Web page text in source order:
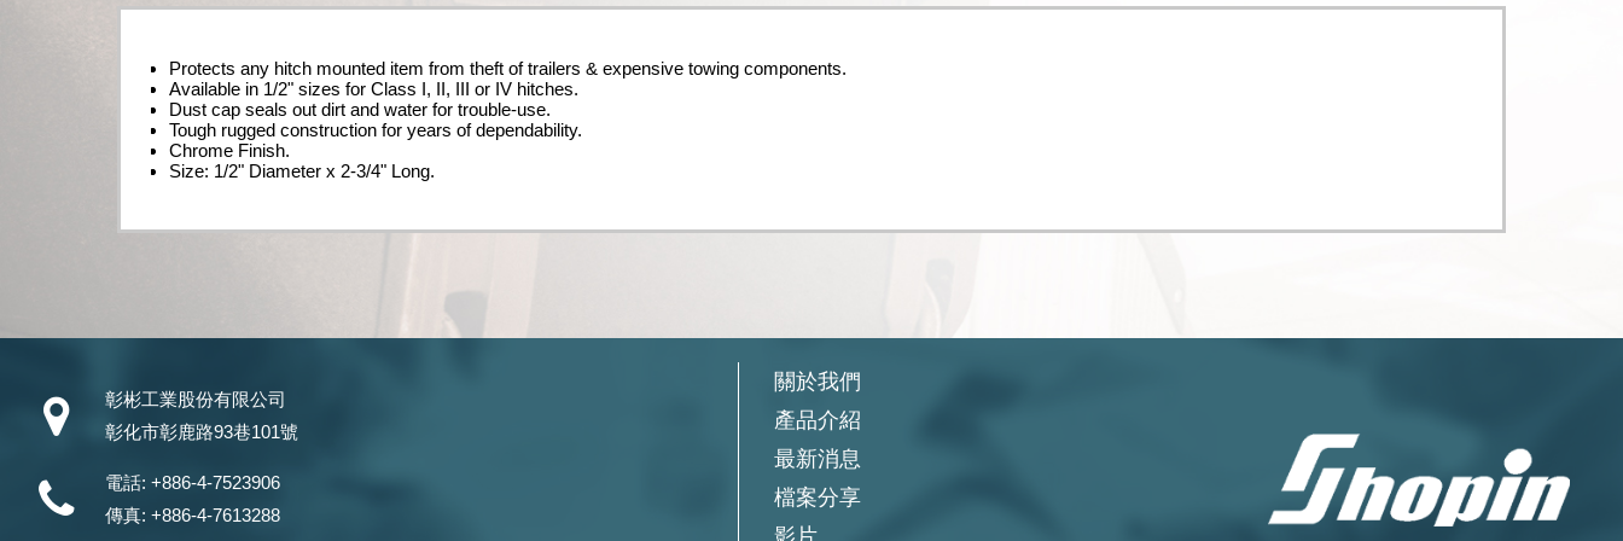
Protects any hitch mounted item from theft of trailers & expensive towing components.
Available in 1/2" sizes for Class I, II, III or IV hitches.
Dust cap seals out dirt and water for trouble-use.
Tough rugged construction for years of dependability.
Chrome Finish.
Size: 1/2" Diameter x 2-3/4" Long.
彰彬工業股份有限公司
彰化市彰鹿路93巷101號
電話: +886-4-7523906
傳真: +886-4-7613288
關於我們
產品介紹
最新消息
檔案分享